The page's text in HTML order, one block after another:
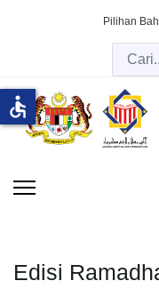
Pilihan
Edisi
accessible